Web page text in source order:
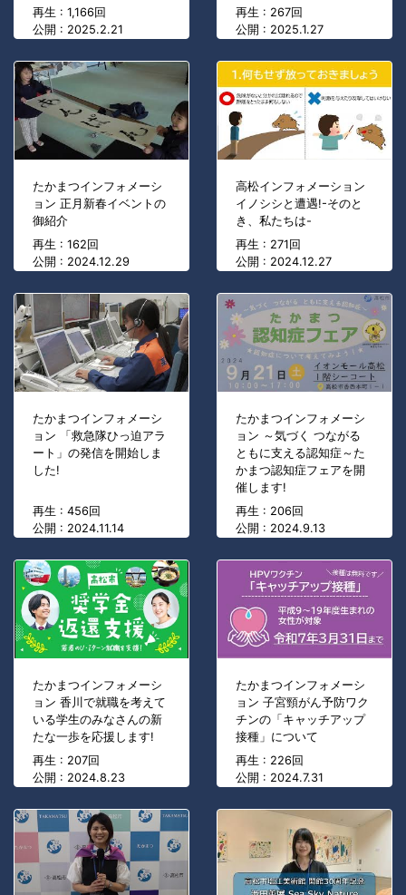
再生 : 1,166回
公開 : 2025.2.21
再生 : 267回
公開 : 2025.1.27
たかまつインフォメーシ
ョン 正月新春イベントの
御紹介
再生 : 162回
公開 : 2024.12.29
高松インフォメーション
イノシシと遭遇!-そのと
き、私たちは-
再生 : 271回
公開 : 2024.12.27
たかまつインフォメーシ
ョン 「救急隊ひっ迫アラ
ート」の発信を開始しま
した!
再生 : 456回
公開 : 2024.11.14
たかまつインフォメーシ
ョン ～気づく つながる
ともに支える認知症～た
かまつ認知症フェアを開
催します!
再生 : 206回
公開 : 2024.9.13
たかまつインフォメーシ
ョン 香川で就職を考えて
いる学生のみなさんの新
たな一歩を応援します!
再生 : 207回
公開 : 2024.8.23
たかまつインフォメーシ
ョン 子宮頸がん予防ワク
チンの「キャッチアップ
接種」について
再生 : 226回
公開 : 2024.7.31